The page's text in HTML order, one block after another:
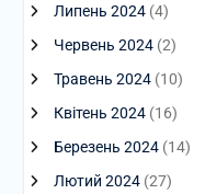
Липень 2024(4)
Червень 2024(2)
Травень 2024(10)
Квітень 2024(16)
Березень 2024(14)
Лютий 2024(27)